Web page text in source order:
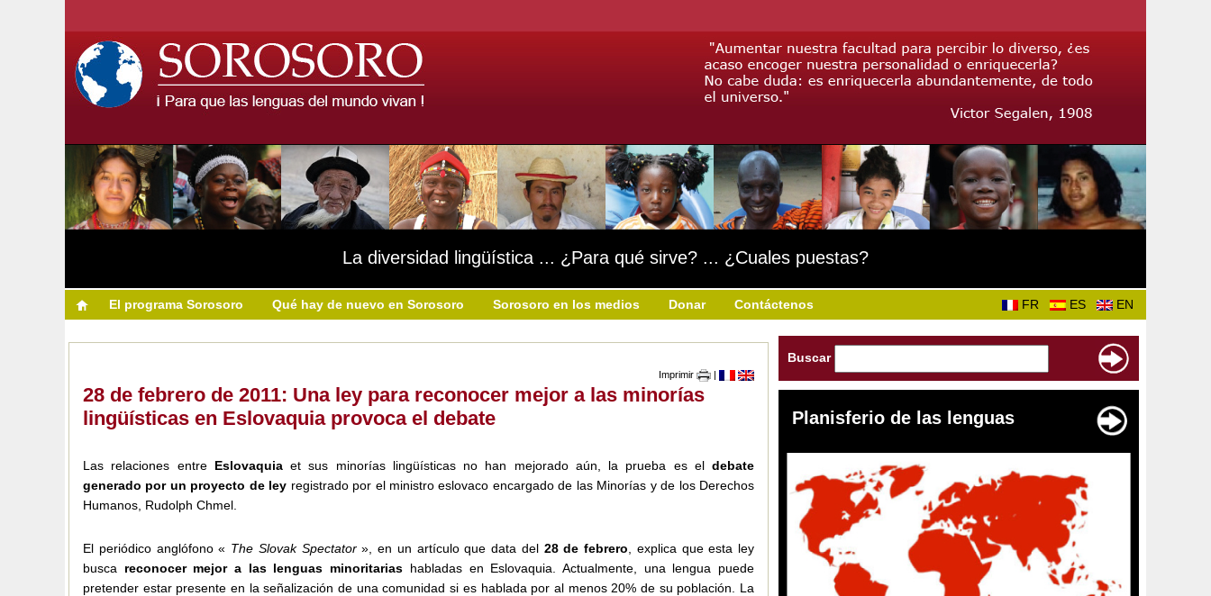
La diversidad lingüística ... ¿Para qué sirve? ... ¿Cuales puestas?
El programa Sorosoro Qué hay de nuevo en Sorosoro Sorosoro en los medios Donar Contáctenos FR ES EN
Imprimir |
28 de febrero de 2011: Una ley para reconocer mejor a las minorías
lingüísticas en Eslovaquia provoca el debate
Las relaciones entre Eslovaquiaet sus minorías lingüísticas no han mejorado aún, la prueba es el debate
generado por un proyecto de ley registrado por el ministro eslovaco encargado de las Minorías y de los Derechos
Humanos, Rudolph Chmel.
El periódico anglófono « The Slovak Spectator», en un artículo que data del 28 de febrero , explica que esta ley
busca reconocer mejor a las lenguas minoritarias habladas en Eslovaquia. Actualmente, una lengua puede
pretender estar presente en la señalización de una comunidad si es hablada por al menos 20% de su población. La
Buscar
Planisferio de las lenguas